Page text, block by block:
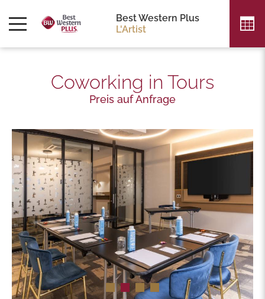
Best Western Plus
L'Artist
Coworking in Tours
Preis auf Anfrage